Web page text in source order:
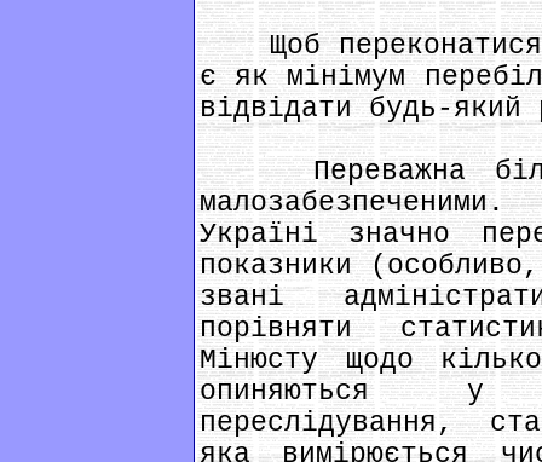
Щоб переконатися
є як мінімум
відвідати будь-який
Переважна
Україні значно
показники
звані
порівняти
Мінюсту щодо
опиняються у
переслідування,
яка вимірюється